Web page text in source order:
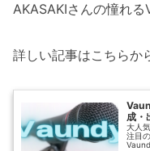
AKASAKIさんの憧れ
詳しい記事はこちらか
成・
大人
注目